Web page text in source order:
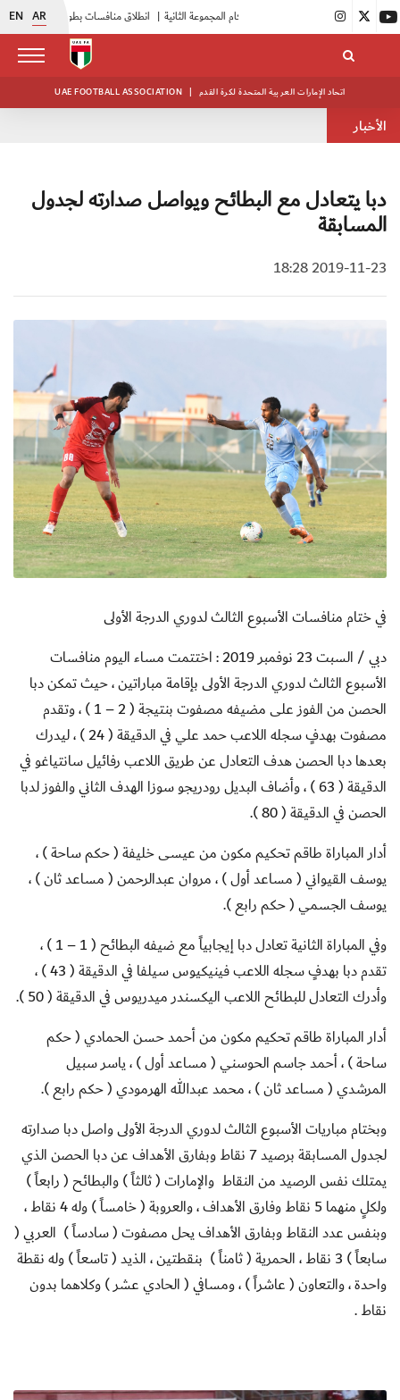
EN AR
أبيض الشباب يواصل تدريباته في معسكره بأبوظبي | انطلاق منافسات بطولة النخبة لحرس الرئاسة |
UAE FOOTBALL ASSOCIATION | اتحاد الإمارات العربية المتحدة لكرة القدم
الأخبار
دبا يتعادل مع البطائح ويواصل صدارته لجدول
المسابقة
2019-11-23 18:28
في ختام منافسات الأسبوع الثالث لدوري الدرجة الأولى
دبي / السبت 23 نوفمبر 2019 : اختتمت مساء اليوم منافسات
الأسبوع الثالث لدوري الدرجة الأولى بإقامة مباراتين ، حيث تمكن دبا
الحصن من الفوز على مضيفه مصفوت بنتيجة ( 2 – 1 ) ، وتقدم
مصفوت بهدفٍ سجله اللاعب حمد علي في الدقيقة ( 24 ) ، ليدرك
بعدها دبا الحصن هدف التعادل عن طريق اللاعب رفائيل سانتياغو في
الدقيقة ( 63 ) ، وأضاف البديل رودريجو سوزا الهدف الثاني والفوز لدبا
الحصن في الدقيقة ( 80 ).
أدار المباراة طاقم تحكيم مكون من عيسى خليفة ( حكم ساحة ) ،
يوسف القيواني ( مساعد أول ) ، مروان عبدالرحمن ( مساعد ثان ) ،
يوسف الجسمي ( حكم رابع ).
وفي المباراة الثانية تعادل دبا إيجابياً مع ضيفه البطائح ( 1 – 1 ) ،
تقدم دبا بهدفٍ سجله اللاعب فينيكيوس سيلفا في الدقيقة ( 43 ) ،
وأدرك التعادل للبطائح اللاعب اليكسندر ميدريوس في الدقيقة ( 50 ).
أدار المباراة طاقم تحكيم مكون من أحمد حسن الحمادي ( حكم
ساحة ) ، أحمد جاسم الحوسني ( مساعد أول ) ، ياسر سبيل
المرشدي ( مساعد ثان ) ، محمد عبدالله الهرمودي ( حكم رابع ).
وبختام مباريات الأسبوع الثالث لدوري الدرجة الأولى واصل دبا صدارته
لجدول المسابقة برصيد 7 نقاط وبفارق الأهداف عن دبا الحصن الذي
يمتلك نفس الرصيد من النقاط والإمارات ( ثالثاً ) والبطائح ( رابعاً )
ولكلٍ منهما 5 نقاط وفارق الأهداف ، والعروبة ( خامساً ) وله 4 نقاط ،
وبنفس عدد النقاط وبفارق الأهداف يحل مصفوت ( سادساً ) العربي (
سابعاً ) 3 نقاط ، الحمرية ( ثامناً ) بنقطتين ، الذيد ( تاسعاً ) وله نقطة
واحدة ، والتعاون ( عاشراً ) ، ومسافي ( الحادي عشر ) وكلاهما بدون
نقاط .